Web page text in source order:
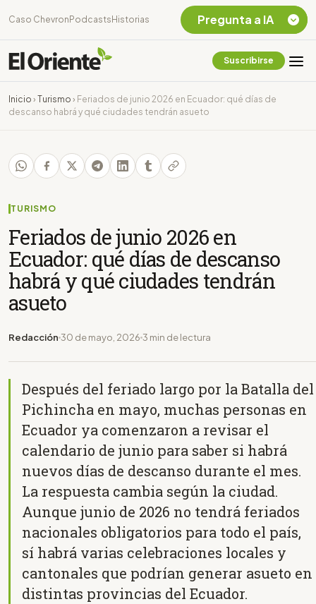
Caso Chevron Podcasts Historias
Suscribirse
Inicio › Turismo › Feriados de junio 2026 en Ecuador: qué días de
descanso habrá y qué ciudades tendrán asueto
TURISMO
Feriados de junio 2026 en
Ecuador: qué días de descanso
habrá y qué ciudades tendrán
asueto
Redacción 30 de mayo, 2026 3 min de lectura
Después del feriado largo por la Batalla del
Pichincha en mayo, muchas personas en
Ecuador ya comenzaron a revisar el
calendario de junio para saber si habrá
nuevos días de descanso durante el mes.
La respuesta cambia según la ciudad.
Aunque junio de 2026 no tendrá feriados
nacionales obligatorios para todo el país,
sí habrá varias celebraciones locales y
cantonales que podrían generar asueto en
distintas provincias del Ecuador.
Pregunta a IA
Chevron Ecuador